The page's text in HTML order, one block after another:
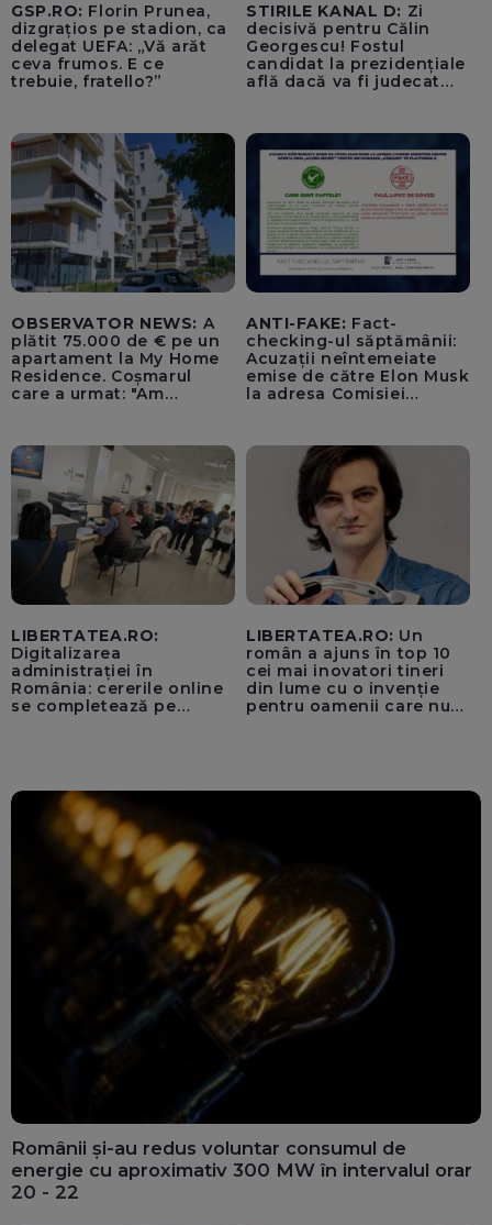
GSP.RO: Florin Prunea,
dizgrațios pe stadion, ca
delegat UEFA: „Vă arăt
ceva frumos. E ce
trebuie, fratello?”
STIRILE KANAL D: Zi
decisivă pentru Călin
Georgescu! Fostul
candidat la prezidențiale
află dacă va fi judecat
OBSERVATOR NEWS: A
plătit 75.000 de € pe un
apartament la My Home
Residence. Coșmarul
care a urmat: "Am
ANTI-FAKE: Fact-
checking-ul săptămânii:
Acuzații neîntemeiate
emise de către Elon Musk
la adresa Comisiei
pentru instaurarea
„cenzurii” pe platforma X
LIBERTATEA.RO:
Digitalizarea
administrației în
România: cererile online
se completează pe
LIBERTATEA.RO: Un
român a ajuns în top 10
cei mai inovatori tineri
din lume cu o invenție
pentru oamenii care nu
Românii și-au redus voluntar consumul de
energie cu aproximativ 300 MW în intervalul orar
20 - 22